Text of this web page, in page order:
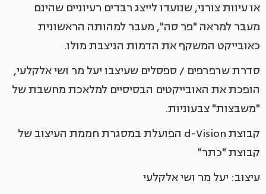
או עיוות צורני, שנועדו לייצג רבדים רעיוניים שהינם
מעבר למראה "פר סה", מעבר למהותה הראשונית
כאובייקט המשקף את הדמות הניצבת מולו.
סדרת שרפרפים / ספסלים שעיצבו יעל מר ושי אלקלעי,
הופכת את האובייקטים הבסיסיים למלאכת מחשבת של
"משבצות" צבעוניות.
קבוצת d-Vision הפועלת במסגרת חממת העיצוב של
קבוצת "כתר"
עיצוב: יעל מר ושי אלקלעי